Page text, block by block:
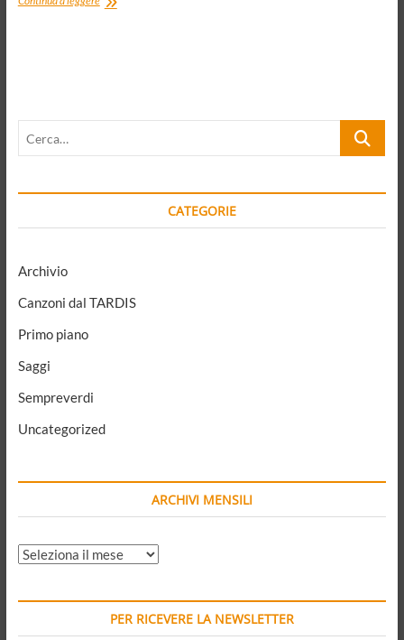
politica
dividerà
Cerca…
CATEGORIE
Archivio
Canzoni dal TARDIS
Primo piano
Saggi
Sempreverdi
Uncategorized
ARCHIVI MENSILI
ARCHIVI
PER RICEVERE LA NEWSLETTER